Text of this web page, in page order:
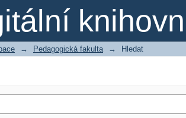
→ Pedagogická fakulta → Hledat